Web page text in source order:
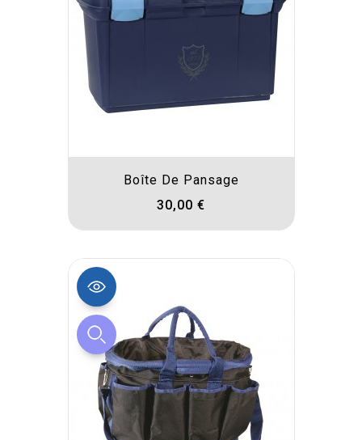
Boîte De Pansage
30,00 €